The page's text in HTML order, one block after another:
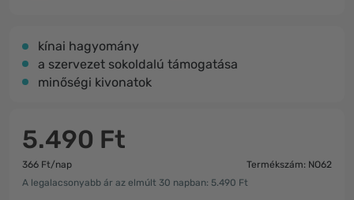
kínai hagyomány
a szervezet sokoldalú támogatása
minőségi kivonatok
5.490 Ft
366 Ft/nap
Termékszám: NO62
A legalacsonyabb ár az elmúlt 30 napban: 5.490 Ft